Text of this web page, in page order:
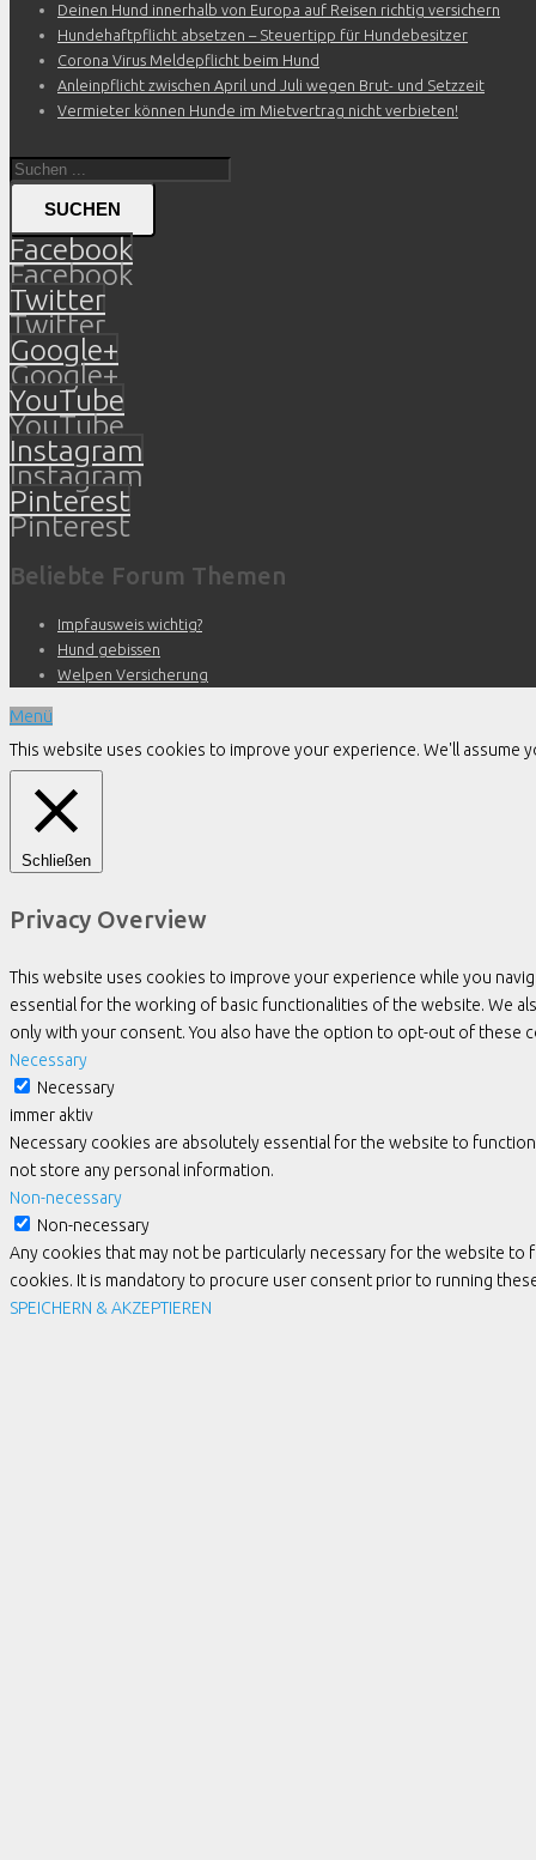
Deinen Hund innerhalb von Europa auf Reisen richtig versichern
Hundehaftpflicht absetzen – Steuertipp für Hundebesitzer
Corona Virus Meldepflicht beim Hund
Anleinpflicht zwischen April und Juli wegen Brut- und Setzzeit
Vermieter können Hunde im Mietvertrag nicht verbieten!
SUCHEN
Facebook
Facebook
Twitter
Twitter
Google+
Google+
YouTube
YouTube
Instagram
Instagram
Pinterest
Pinterest
Beliebte Forum Themen
Impfausweis wichtig?
Hund gebissen
Welpen Versicherung
Menü
This website uses cookies to improve your experience. We'll
Schließen
Privacy Overview
This website uses cookies to improve your experience while you
essential for the working of basic functionalities of the website. We
only with your consent. You also have the option to opt-out of these
Necessary
Necessary
immer aktiv
Necessary cookies are absolutely essential for the website to
not store any personal information.
Non-necessary
Non-necessary
Any cookies that may not be particularly necessary for the website
cookies. It is mandatory to procure user consent prior to running
SPEICHERN & AKZEPTIEREN